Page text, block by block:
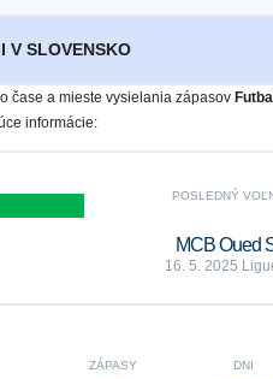
V SLOVENSKO
čase a mieste vysielania zápasov Futbal
informácie:
POSLEDNÝ
MCB Oued
16. 5. 2025
DNI
ZÁPASY